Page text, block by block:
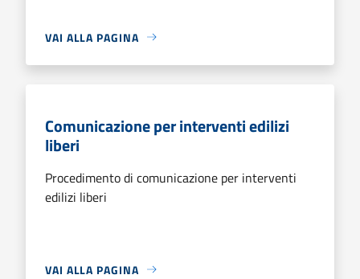
VAI ALLA PAGINA
Comunicazione per interventi edilizi
liberi
Procedimento di comunicazione per interventi
edilizi liberi
VAI ALLA PAGINA